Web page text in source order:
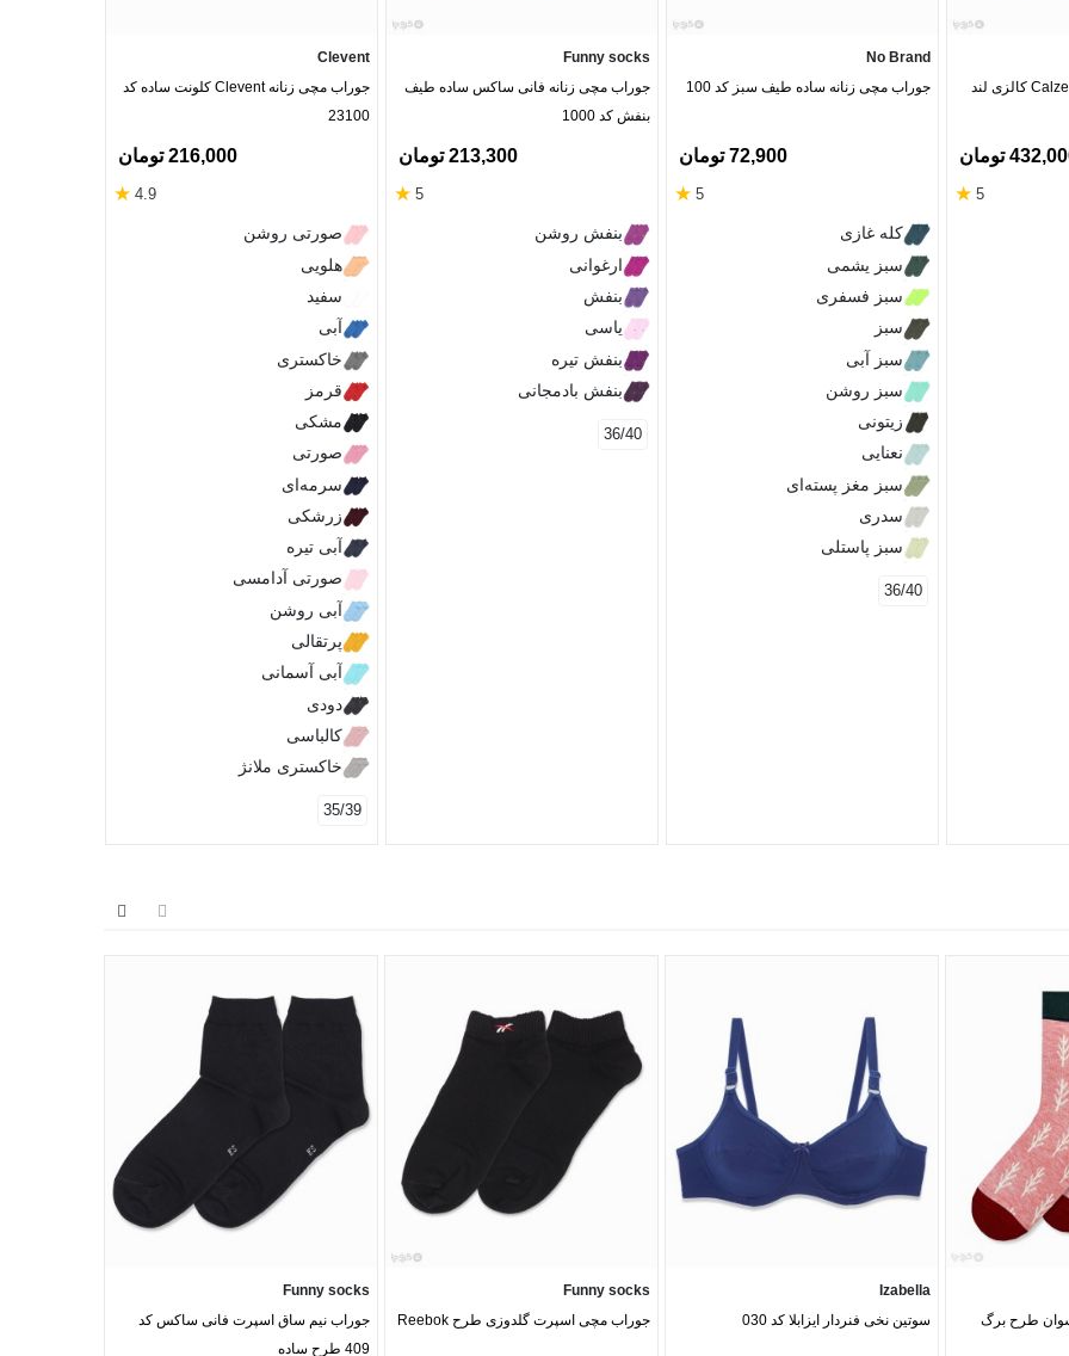
جوراب مچی زنانه Calze Land کالزی لند
تومان
5
★
No Brand
جوراب مچی زنانه ساده طیف سبز کد 100
72,900 تومان
5
★
کله غازی
سبز یشمی
سبز فسفری
سبز
سبز آبی
سبز روشن
زیتونی
نعنایی
سبز مغز پسته‌ای
سدری
سبز پاستلی
36/40
Funny socks
جوراب مچی زنانه فانی ساکس ساده طیف
بنفش کد 1000
213,300 تومان
5
★
بنفش روشن
ارغوانی
بنفش
یاسی
بنفش تیره
بنفش بادمجانی
36/40
Clevent
جوراب مچی زنانه Clevent کلونت ساده کد
23100
216,000 تومان
4.9
★
صورتی روشن
هلویی
سفید
آبی
خاکستری
قرمز
مشکی
صورتی
سرمه‌ای
زرشکی
آبی تیره
صورتی آدامسی
آبی روشن
پرتقالی
آبی آسمانی
دودی
کالباسی
خاکستری ملانژ
35/39
طرح برگ
Izabella
سوتین نخی فنردار ایزابلا کد 030
Funny socks
جوراب مچی اسپرت گلدوزی طرح Reebok
Funny socks
جوراب نیم ساق اسپرت فانی ساکس کد
409 طرح ساده